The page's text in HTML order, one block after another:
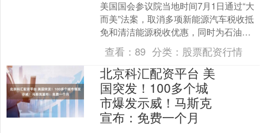
美国国会参议院当地时间7月1日通过“大
而美”法案，取消多项新能源汽车税收抵
免和清洁能源税收优惠，同时为石油、
天然气和煤炭开发提供便利和成本优
惠。该法案被提交众议....
查看：89 分类： 股票配资行情
北京科汇配资平台 美
国突发！100多个城
市爆发示威！马斯克
宣布：免费一个月